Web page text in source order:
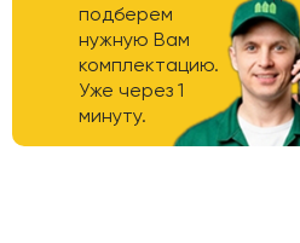
подберем
нужную Вам
комплектацию.
Уже через 1
минуту.